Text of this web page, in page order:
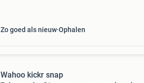
Zo goed als nieuw Ophalen
Wahoo kickr snap